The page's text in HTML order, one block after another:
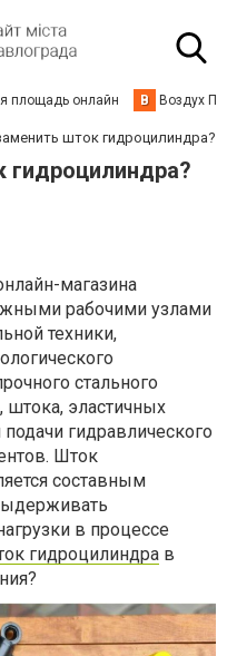
площадь онлайн В Воздух
шток гидроцилиндра?
магазина
рабочими узлами
техники,
стального
штока, эластичных
гидравлического
Шток
составным
в процессе
гидроцилиндра в